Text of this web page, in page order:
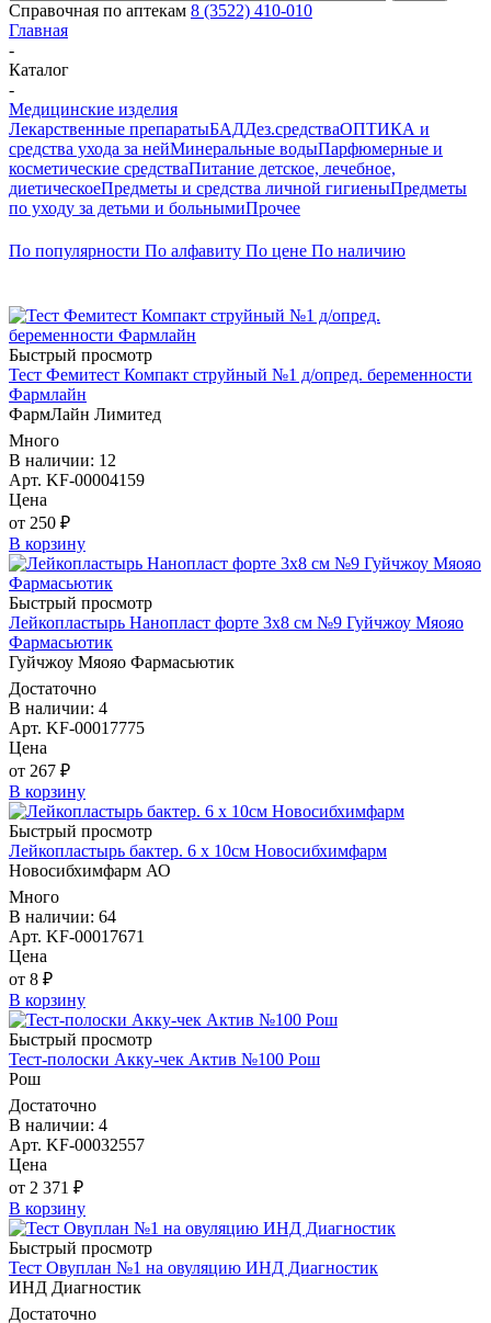
Справочная по аптекам 8 (3522) 410-010
Главная
-
Каталог
-
Медицинские изделия
Лекарственные препаратыБАДДез.средстваОПТИКА и
средства ухода за нейМинеральные водыПарфюмерные и
косметические средстваПитание детское, лечебное,
диетическоеПредметы и средства личной гигиеныПредметы
по уходу за детьми и больнымиПрочее
По популярности По алфавиту По цене По наличию
Быстрый просмотр
Тест Фемитест Компакт струйный №1 д/опред. беременности
Фармлайн
ФармЛайн Лимитед
Много
В наличии: 12
Арт. KF-00004159
Цена
от 250 ₽
В корзину
Быстрый просмотр
Лейкопластырь Нанопласт форте 3х8 см №9 Гуйчжоу Мяояо
Фармасьютик
Гуйчжоу Мяояо Фармасьютик
Достаточно
В наличии: 4
Арт. KF-00017775
Цена
от 267 ₽
В корзину
Быстрый просмотр
Лейкопластырь бактер. 6 х 10см Новосибхимфарм
Новосибхимфарм АО
Много
В наличии: 64
Арт. KF-00017671
Цена
от 8 ₽
В корзину
Быстрый просмотр
Тест-полоски Акку-чек Актив №100 Рош
Рош
Достаточно
В наличии: 4
Арт. KF-00032557
Цена
от 2 371 ₽
В корзину
Быстрый просмотр
Тест Овуплан №1 на овуляцию ИНД Диагностик
ИНД Диагностик
Достаточно